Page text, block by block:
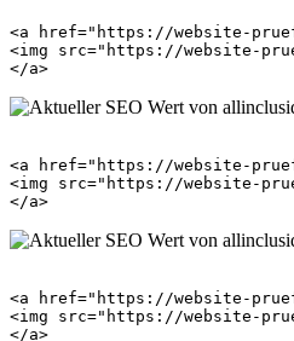
<a href="https://website-
<img src="https://website-
<a href="https://website-
<img src="https://website-
<a href="https://website-
<img src="https://website-